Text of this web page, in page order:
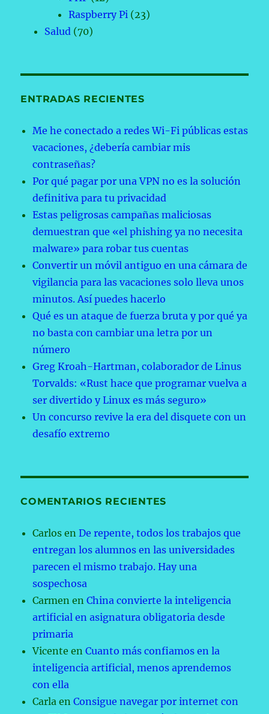
Raspberry Pi (23)
Salud (70)
ENTRADAS RECIENTES
Me he conectado a redes Wi-Fi públicas estas
vacaciones, ¿debería cambiar mis
contraseñas?
Por qué pagar por una VPN no es la solución
definitiva para tu privacidad
Estas peligrosas campañas maliciosas
demuestran que «el phishing ya no necesita
malware» para robar tus cuentas
Convertir un móvil antiguo en una cámara de
vigilancia para las vacaciones solo lleva unos
minutos. Así puedes hacerlo
Qué es un ataque de fuerza bruta y por qué ya
no basta con cambiar una letra por un
número
Greg Kroah-Hartman, colaborador de Linus
Torvalds: «Rust hace que programar vuelva a
ser divertido y Linux es más seguro»
Un concurso revive la era del disquete con un
desafío extremo
COMENTARIOS RECIENTES
Carlos enDe repente, todos los trabajos que
entregan los alumnos en las universidades
parecen el mismo trabajo. Hay una
sospechosa
Carmen enChina convierte la inteligencia
artificial en asignatura obligatoria desde
primaria
Vicente enCuanto más confiamos en la
inteligencia artificial, menos aprendemos
con ella
Carla enConsigue navegar por internet con